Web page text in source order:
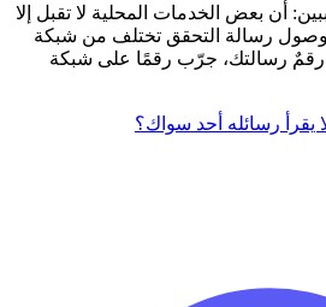
أن بعض الخدمات المحلية لا تقبل إلا
رسالة التحقق تختلف من شبكة
رقمٌ رسالتك، جرّب رقمًا على شبكة
يقرأ رسائله أحد سواك؟